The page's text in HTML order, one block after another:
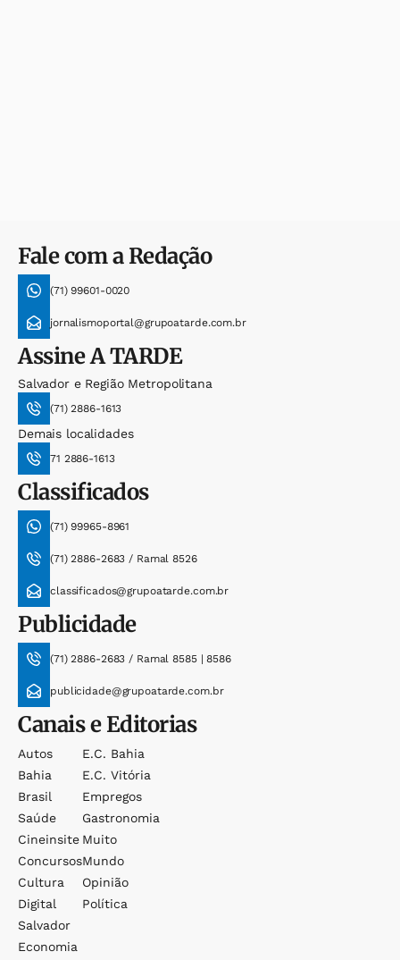
Fale com a Redação
(71) 99601-0020
jornalismoportal@grupoatarde.com.br
AssineA TARDE
Salvador e Região Metropolitana
(71) 2886-1613
Demais localidades
71 2886-1613
Classificados
(71) 99965-8961
(71) 2886-2683 / Ramal 8526
classificados@grupoatarde.com.br
Publicidade
(71) 2886-2683 / Ramal 8585 | 8586
publicidade@grupoatarde.com.br
Canais e Editorias
Autos
Bahia
Brasil
Saúde
Cineinsite
Concursos
Cultura
Digital
Salvador
Economia
E.c. Bahia
E.c. Vitória
Empregos
Gastronomia
Muito
Mundo
Opinião
Política